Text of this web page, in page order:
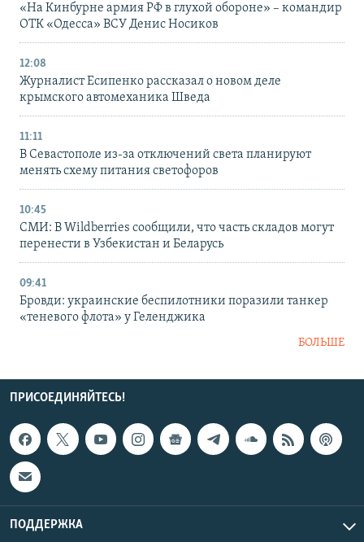
«На Кинбурне армия РФ в глухой обороне» – командир
ОТК «Одесса» ВСУ Денис Носиков
12:08
Журналист Есипенко рассказал о новом деле
крымского автомеханика Шведа
11:11
В Севастополе из-за отключений света планируют
менять схему питания светофоров
10:45
СМИ: В Wildberries сообщили, что часть складов могут
перенести в Узбекистан и Беларусь
09:41
Бровди: украинские беспилотники поразили танкер
«теневого флота» у Геленджика
БОЛЬШЕ
ПРИСОЕДИНЯЙТЕСЬ!
ПОДДЕРЖКА